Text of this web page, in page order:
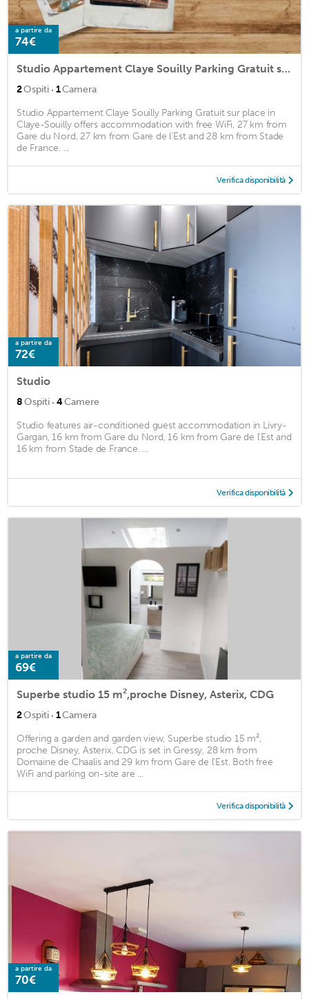
a partire da
74€
Studio Appartement Claye Souilly Parking Gratuit sur place
2Ospiti · 1Camera
Studio Appartement Claye Souilly Parking Gratuit sur place in
Claye-Souilly offers accommodation with free WiFi, 27 km from
Gare du Nord, 27 km from Gare de l'Est and 28 km from Stade
de France. ...
Verifica disponibilità
a partire da
72€
Studio
8Ospiti · 4Camere
Studio features air-conditioned guest accommodation in Livry-
Gargan, 16 km from Gare du Nord, 16 km from Gare de l'Est and
16 km from Stade de France. ...
Verifica disponibilità
a partire da
69€
Superbe studio 15 m²,proche Disney, Asterix, CDG
2Ospiti · 1Camera
Offering a garden and garden view, Superbe studio 15 m²,
proche Disney, Asterix, CDG is set in Gressy, 28 km from
Domaine de Chaalis and 29 km from Gare de l'Est. Both free
WiFi and parking on-site are ...
Verifica disponibilità
a partire da
70€